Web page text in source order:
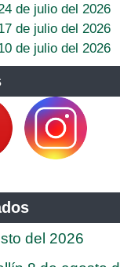
de julio del 2026
de julio del 2026
de julio del 2026
del 2026